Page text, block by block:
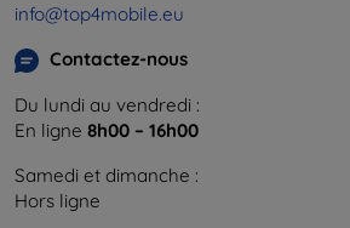
info@top4mobile.eu
Contactez-nous
Du lundi au vendredi :
En ligne 8h00 – 16h00
Samedi et dimanche :
Hors ligne